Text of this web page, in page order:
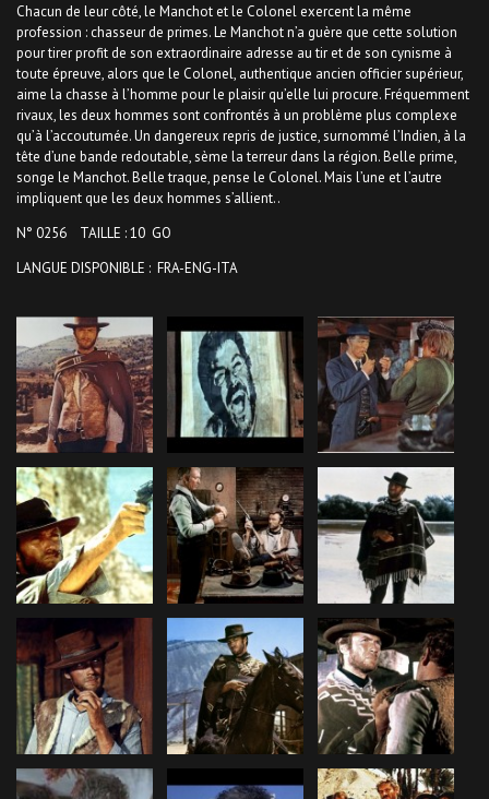
Chacun de leur côté, le Manchot et le Colonel exercent la même
profession : chasseur de primes. Le Manchot n’a guère que cette solution
pour tirer profit de son extraordinaire adresse au tir et de son cynisme à
toute épreuve, alors que le Colonel, authentique ancien officier supérieur,
aime la chasse à l’homme pour le plaisir qu’elle lui procure. Fréquemment
rivaux, les deux hommes sont confrontés à un problème plus complexe
qu’à l’accoutumée. Un dangereux repris de justice, surnommé l’Indien, à la
tête d’une bande redoutable, sème la terreur dans la région. Belle prime,
songe le Manchot. Belle traque, pense le Colonel. Mais l’une et l’autre
impliquent que les deux hommes s’allient..
N° 0256 TAILLE : 10 GO
LANGUE DISPONIBLE : FRA-ENG-ITA